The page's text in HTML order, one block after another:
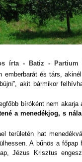
írta - Batiz - Partium
emberbarát és társ,
akit bármikor
bíróként nem
a menedékjog, s
területén hat
A bűnös a
Jézus Krisztus